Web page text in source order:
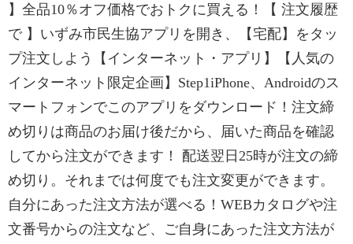
】全品10％オフ価格でおトクに買える！【 注文履歴
で 】いずみ市民生協アプリを開き、【宅配】をタッ
プ注文しよう【インターネット・アプリ】【人気の
インターネット限定企画】Step1iPhone、Androidのス
マートフォンでこのアプリをダウンロード！注文締
め切りは商品のお届け後だから、届いた商品を確認
してから注文ができます！ 配送翌日25時が注文の締
め切り。それまでは何度でも注文変更ができます。
自分にあった注文方法が選べる！WEBカタログや注
文番号からの注文など、ご自身にあった注文方法が